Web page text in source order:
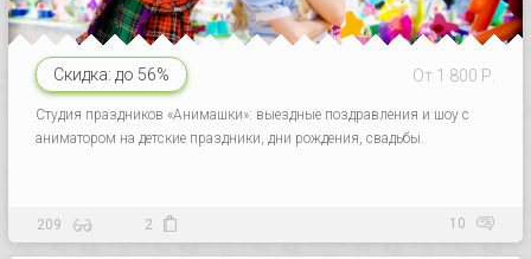
Скидка: до 56% От 1 800 Р.
Студия праздников «Анимашки»: выездные поздравления и шоу с
аниматором на детские праздники, дни рождения, свадьбы.
209 2 10